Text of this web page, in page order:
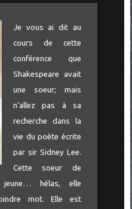
Je vous ai dit au
cours de cette
conférence que
Shakespeare avait
une soeur; mais
n’allez pas à sa
recherche dans la
vie du poète écrite
par sir Sidney Lee.
Cette soeur de
jeune… hélas, elle
mot. Elle est